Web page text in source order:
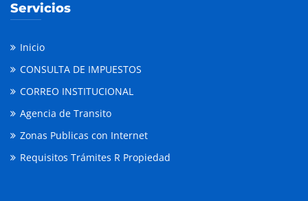
Servicios
Inicio
CONSULTA DE IMPUESTOS
CORREO INSTITUCIONAL
Agencia de Transito
Zonas Publicas con Internet
Requisitos Trámites R Propiedad